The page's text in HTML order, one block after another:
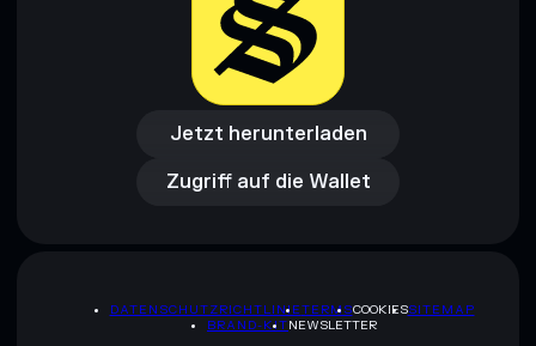
Jetzt herunterladen
Jetzt herunterladen
Zugriff auf die Wallet
Zugriff auf die Wallet
DATENSCHUTZRICHTLINIETERMSCOOKIESSITEMAP
BRAND-KITNEWSLETTER